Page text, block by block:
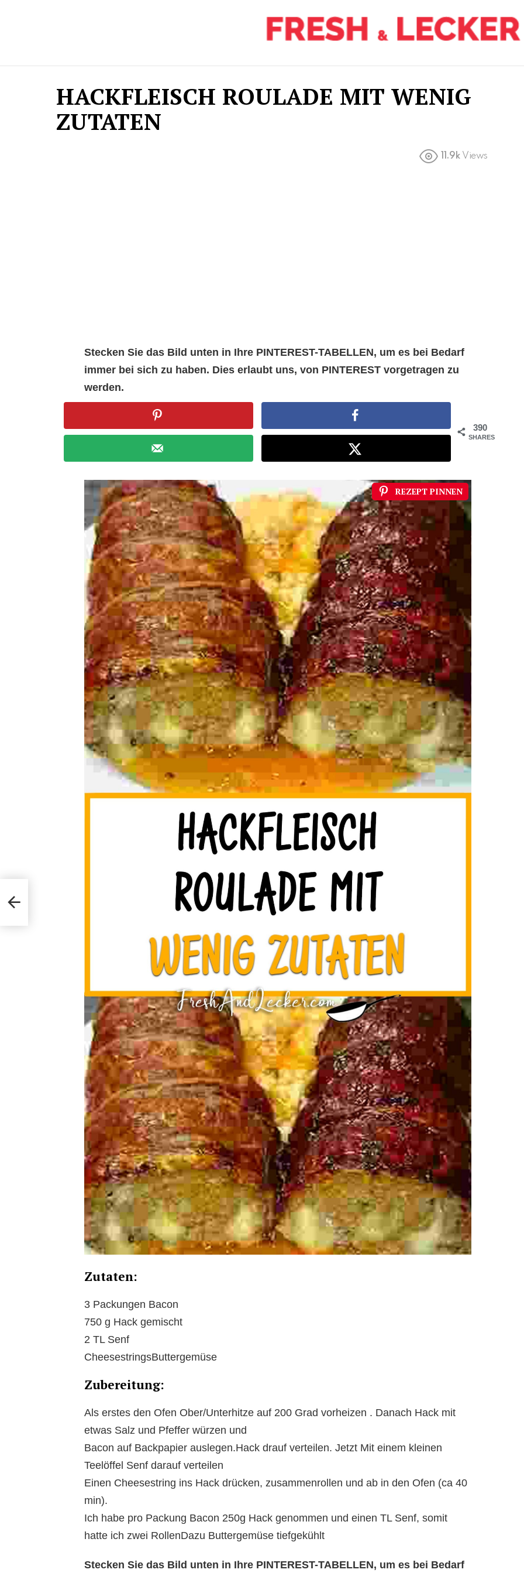
HACKFLEISCH ROULADE MIT WENIG
ZUTATEN
11.9k Views
Stecken Sie das Bild unten in Ihre PINTEREST-TABELLEN, um es bei Bedarf
immer bei sich zu haben. Dies erlaubt uns, von PINTEREST vorgetragen zu
werden.
390
SHARES
REZEPT PINNEN
Zutaten:
3 Packungen Bacon
750 g Hack gemischt
2 TL Senf
CheesestringsButtergemüse
Zubereitung:
Als erstes den Ofen Ober/Unterhitze auf 200 Grad vorheizen . Danach Hack mit
etwas Salz und Pfeffer würzen und
Bacon auf Backpapier auslegen.Hack drauf verteilen. Jetzt Mit einem kleinen
Teelöffel Senf darauf verteilen
Einen Cheesestring ins Hack drücken, zusammenrollen und ab in den Ofen (ca 40
min).
Ich habe pro Packung Bacon 250g Hack genommen und einen TL Senf, somit
hatte ich zwei RollenDazu Buttergemüse tiefgekühlt
Stecken Sie das Bild unten in Ihre PINTEREST-TABELLEN, um es bei Bedarf